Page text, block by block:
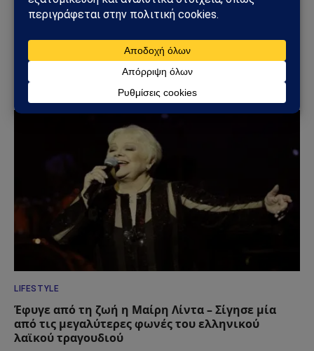
ΓΕΩΣΤΡΑΤΗΓΙΚΉ
ΗΠΑ: «Όχι» στην επιστροφή της Τουρκίας στα F-
35 – Η επιστολή προς το Κογκρέσο που διατηρεί
το αδιέξοδο με τους S-400
25/07/2026
LIFESTYLE
Έφυγε από τη ζωή η Μαίρη Λίντα – Σίγησε μία
από τις μεγαλύτερες φωνές του ελληνικού
λαϊκού τραγουδιού